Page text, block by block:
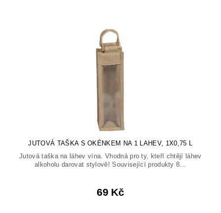
JUTOVÁ TAŠKA S OKÉNKEM NA 1 LAHEV, 1X0,75 L
Jutová taška na láhev vína. Vhodná pro ty, kteří chtějí láhev
alkoholu darovat stylově! Související produkty 8...
69 Kč